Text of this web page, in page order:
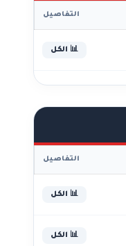
التفاصيل
📊 الكل
التفاصيل
📊 الكل
📊 الكل